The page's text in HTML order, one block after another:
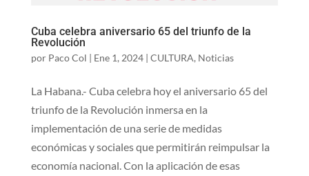
Cuba celebra aniversario 65 del triunfo de la
Revolución
por Paco Col | Ene 1, 2024| CULTURA, Noticias
La Habana.- Cuba celebra hoy el aniversario 65 del
triunfo de la Revolución inmersa en la
implementación de una serie de medidas
económicas y sociales que permitirán reimpulsar la
economía nacional. Con la aplicación de esas